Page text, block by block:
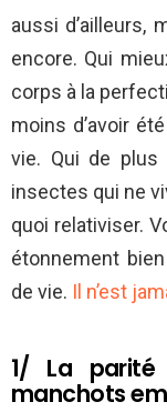
aussi d’ailleurs,
encore. Qui
corps à la
moins d’avoir
vie. Qui de plus
insectes qui ne
quoi relativiser.
étonnement
de vie. Il n’est
1/ La parité
manchots